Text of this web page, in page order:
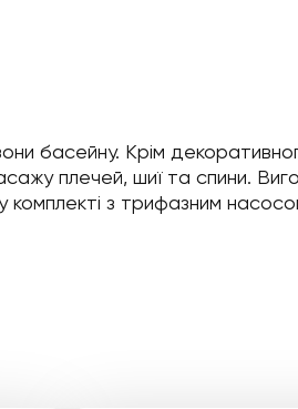
басейну. Крім
плечей, шиї та спини.
комплекті з трифазним